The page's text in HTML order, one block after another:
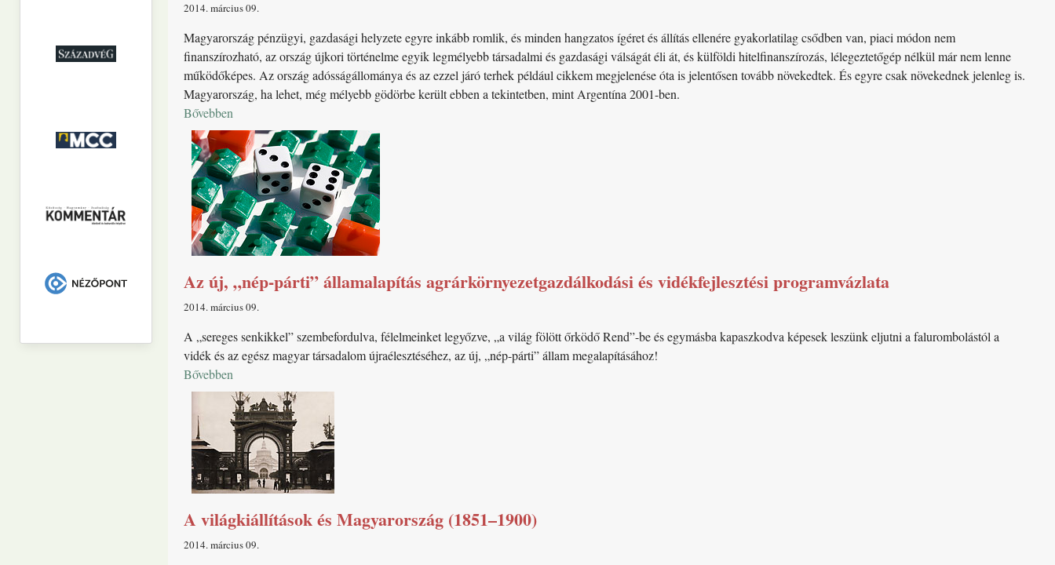
2014. március 09
Magyarország pénzügyi, gazdasági helyzete egyre inkább romlik, és minden hangzatos ígéret és állítás ellenére gyakorlatilag csődben van, piaci módon nem
finanszírozható, az ország újkori történelme egyik legmélyebb társadalmi és gazdasági válságát éli át, és külföldi hitelfinanszírozás, lélegeztetőgép nélkül már nem lenne
működőképes. Az ország adósságállománya és az ezzel járó terhek például cikkem megjelenése óta is jelentősen tovább növekedtek. És egyre csak növekednek jelenleg is.
Magyarország, ha lehet, még mélyebb gödörbe került ebben a tekintetben, mint Argentína 2001-ben.
Bővebben
Az új, „nép-párti” államalapítás agrárkörnyezetgazdálkodási és vidékfejlesztési programvázlata
2014. március 09
A „sereges senkikkel” szembefordulva, félelmeinket legyőzve, „a világ fölött őrködő Rend”-be és egymásba kapaszkodva képesek leszünk eljutni a falurombolástól a
vidék és az egész magyar társadalom újraélesztéséhez, az új, „nép-párti” állam megalapításához!
Bővebben
A világkiállítások és Magyarország (1851–1900)
2014. március 09